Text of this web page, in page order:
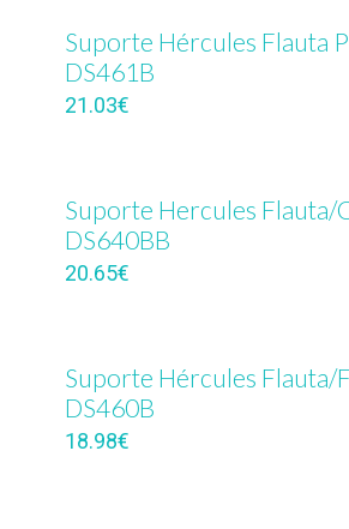
Suporte Hércules Flauta
DS461B
21.03€
Suporte Hercules Flauta/
DS640BB
20.65€
Suporte Hércules Flauta/
DS460B
18.98€